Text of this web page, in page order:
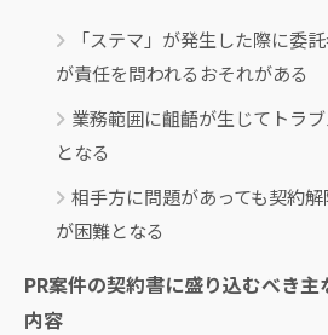
「ステマ」が発生した際に委
が責任を問われるおそれがある
業務範囲に齟齬が生じてトラ
となる
相手方に問題があっても契約解
が困難となる
PR案件の契約書に盛り込むべき主
内容